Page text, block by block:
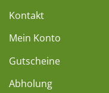
Kontakt
Mein Konto
Gutscheine
Abholung